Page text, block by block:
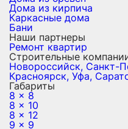
Дома из кирпича
Каркасные дома
Бани
Наши партнеры
Ремонт квартир
Строительные
Новороссийск, Санкт-
Красноярск, Уфа,
Габариты
8 x 8
8 x 10
8 x 12
9 x 9